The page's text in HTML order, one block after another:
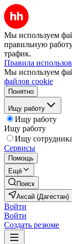
Мы используем
правильную
трафик.
Правила
Мы используем
файлов cookie
Понятно
Ищу работу
Ищу работу
Ищу работу
Ищу сотрудника
Сервисы
Помощь
Ещё
Поиск
Аксай (Дагестан)
Войти
Войти
Создать резюме